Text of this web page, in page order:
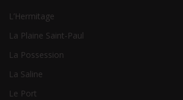
L’Hermitage
La Plaine Saint-Paul
La Possession
La Saline
Le Port